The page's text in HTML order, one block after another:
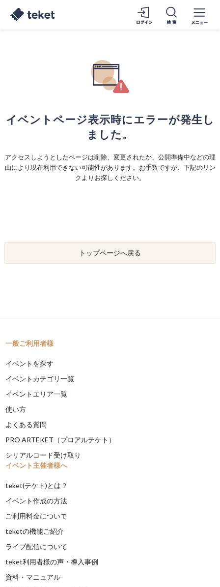
イベントページ表示時にエラーが発生し
ました。
アクセスしようとしたページは削除、変更されたか、公開準備中などの理
由により現在利用できない可能性があります。お手数ですが、下記のリン
クよりお探しください。
トップページへ戻る
一般ご利用者様
イベントを探す
イベントカテゴリ一覧
イベントエリア一覧
使い方
よくある質問
PRO ARTEKET（プロアルテケト）
シリアルコード受け取り
イベント主催者様へ
teket(テケト)とは？
イベント作成の方法
ご利用料金について
teketの機能ご紹介
ライブ配信について
teket利用者様の声・導入事例
資料・マニュアル